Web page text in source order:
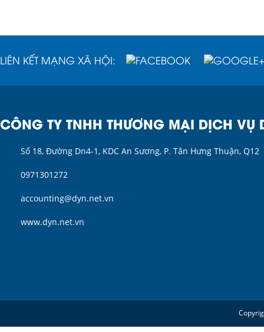
LIÊN KẾT MẠNG XÃ HỘI:
CÔNG TY TNHH THƯƠNG MẠI DỊCH VỤ
Số 18, Đường Dn4-1, KDC An Sương, P. Tân Hưng Thuận, Q12
0971301272
accounting@dyn.net.vn
www.dyn.net.vn